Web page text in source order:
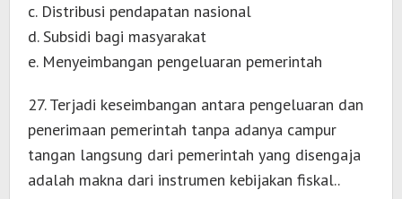
c. Distribusi pendapatan nasional
d. Subsidi bagi masyarakat
e. Menyeimbangan pengeluaran pemerintah
27. Terjadi keseimbangan antara pengeluaran dan
penerimaan pemerintah tanpa adanya campur
tangan langsung dari pemerintah yang disengaja
adalah makna dari instrumen kebijakan fiskal..